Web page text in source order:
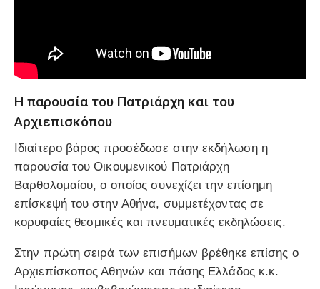
Η παρουσία του Πατριάρχη και του
Αρχιεπισκόπου
Ιδιαίτερο βάρος προσέδωσε στην εκδήλωση η
παρουσία του Οικουμενικού Πατριάρχη
Βαρθολομαίου, ο οποίος συνεχίζει την επίσημη
επίσκεψή του στην Αθήνα, συμμετέχοντας σε
κορυφαίες θεσμικές και πνευματικές εκδηλώσεις.
Στην πρώτη σειρά των επισήμων βρέθηκε επίσης ο
Αρχιεπίσκοπος Αθηνών και πάσης Ελλάδος κ.κ.